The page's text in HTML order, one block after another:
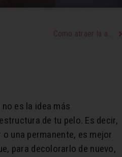
Como atraer la atención del sexo masculino
es la idea más
de tu pelo. Es decir,
una permanente, es mejor
para decolorarlo de nuevo,